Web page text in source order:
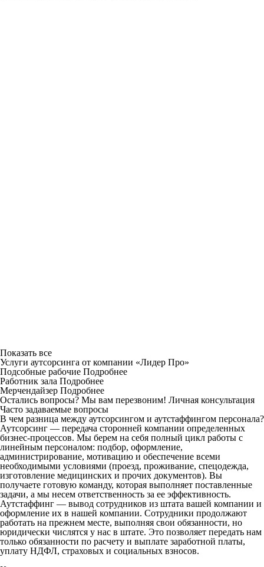
Показать все
Услуги аутсорсинга от компании «Лидер Про»
Подсобные рабочие Подробнее
Работник зала Подробнее
Мерчендайзер Подробнее
Остались вопросы? Мы вам перезвоним! Личная консультация
Часто задаваемые вопросы
В чем разница между аутсорсингом и аутстаффингом персонала?
Аутсорсинг — передача сторонней компании определенных
бизнес-процессов. Мы берем на себя полный цикл работы с
линейным персоналом: подбор, оформление,
администрирование, мотивацию и обеспечение всеми
необходимыми условиями (проезд, проживание, спецодежда,
изготовление медицинских и прочих документов). Вы
получаете готовую команду, которая выполняет поставленные
задачи, а мы несем ответственность за ее эффективность.
Аутстаффинг — вывод сотрудников из штата вашей компании и
оформление их в нашей компании. Сотрудники продолжают
работать на прежнем месте, выполняя свои обязанности, но
юридически числятся у нас в штате. Это позволяет передать нам
только обязанности по расчету и выплате заработной платы,
уплату НДФЛ, страховых и социальных взносов.